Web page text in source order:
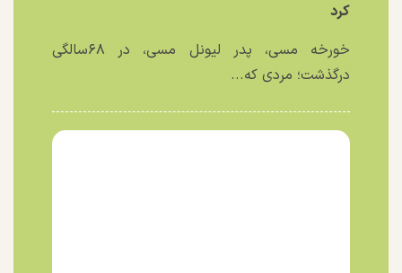
کرد
خورخه مسی، پدر لیونل مسی، در ۶۸سالگی
درگذشت؛ مردی که...